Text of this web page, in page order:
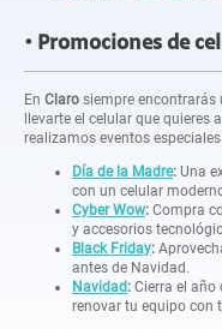
Promociones de
En Claro siempre encontrarás
llevarte el celular que quieres
realizamos eventos
Día de la Madre: Una
con un celular
Cyber Wow: Compra
y accesorios
Black Friday:
antes de Navidad.
Navidad: Cierra el año
renovar tu equipo con